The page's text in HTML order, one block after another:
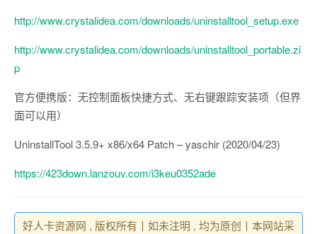
http://www.crystalidea.com/downloads/uninstalltool_setup.exe
http://www.crystalidea.com/downloads/uninstalltool_portable.zi
p
官方便携版：无控制面板快捷方式、无右键跟踪安装项（但界
面可以用）
UninstallTool 3.5.9+ x86/x64 Patch – yaschir (2020/04/23)
https://423down.lanzouv.com/i3keu0352ade
好人卡资源网 , 版权所有丨如未注明 , 均为原创丨本网站采